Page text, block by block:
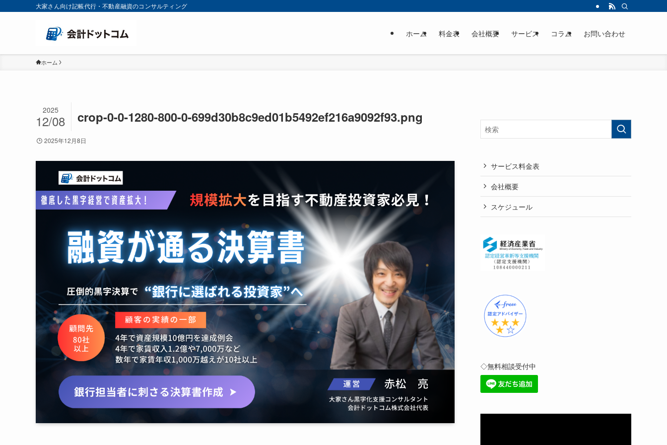
大家さん向け記帳代行・不動産融資のコンサルティング
ホーム 料金表 会社概要 サービス コラム お問い合わせ
ホーム
crop-0-0-1280-800-0-699d30b8c9ed01b5492ef216a9092f93.png
2025
12/08
2025年12月8日
サービス料金表
会社概要
スケジュール
◇無料相談受付中